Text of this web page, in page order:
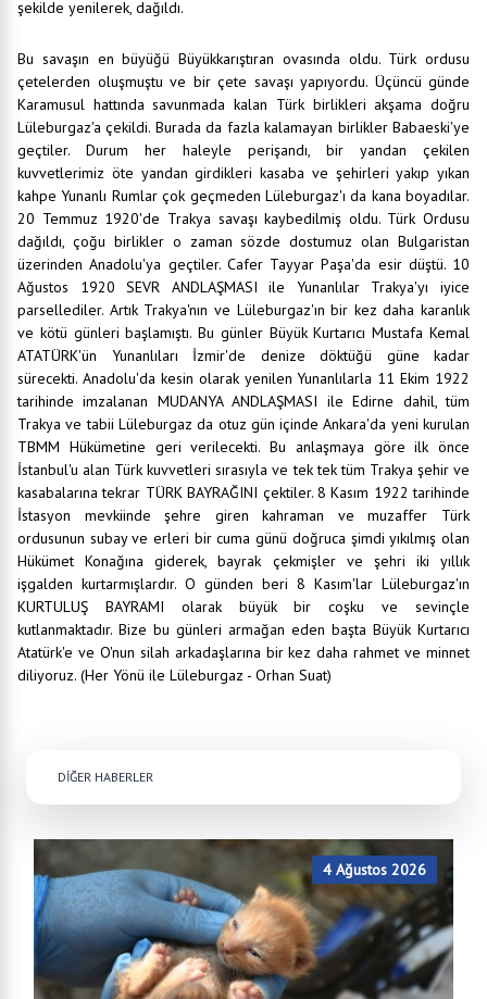
şekilde yenilerek, dağıldı.
Bu savaşın en büyüğü Büyükkarıştıran ovasında oldu. Türk ordusu
çetelerden oluşmuştu ve bir çete savaşı yapıyordu. Üçüncü günde
Karamusul hattında savunmada kalan Türk birlikleri akşama doğru
Lüleburgaz'a çekildi. Burada da fazla kalamayan birlikler Babaeski'ye
geçtiler. Durum her haleyle perişandı, bir yandan çekilen
kuvvetlerimiz öte yandan girdikleri kasaba ve şehirleri yakıp yıkan
kahpe Yunanlı Rumlar çok geçmeden Lüleburgaz'ı da kana boyadılar.
20 Temmuz 1920'de Trakya savaşı kaybedilmiş oldu. Türk Ordusu
dağıldı, çoğu birlikler o zaman sözde dostumuz olan Bulgaristan
üzerinden Anadolu'ya geçtiler. Cafer Tayyar Paşa'da esir düştü. 10
Ağustos 1920 SEVR ANDLAŞMASI ile Yunanlılar Trakya'yı iyice
parsellediler. Artık Trakya'nın ve Lüleburgaz'ın bir kez daha karanlık
ve kötü günleri başlamıştı. Bu günler Büyük Kurtarıcı Mustafa Kemal
ATATÜRK'ün Yunanlıları İzmir'de denize döktüğü güne kadar
sürecekti. Anadolu'da kesin olarak yenilen Yunanlılarla 11 Ekim 1922
tarihinde imzalanan MUDANYA ANDLAŞMASI ile Edirne dahil, tüm
Trakya ve tabii Lüleburgaz da otuz gün içinde Ankara'da yeni kurulan
TBMM Hükümetine geri verilecekti. Bu anlaşmaya göre ilk önce
İstanbul'u alan Türk kuvvetleri sırasıyla ve tek tek tüm Trakya şehir ve
kasabalarına tekrar TÜRK BAYRAĞINI çektiler. 8 Kasım 1922 tarihinde
İstasyon mevkiinde şehre giren kahraman ve muzaffer Türk
ordusunun subay ve erleri bir cuma günü doğruca şimdi yıkılmış olan
Hükümet Konağına giderek, bayrak çekmişler ve şehri iki yıllık
işgalden kurtarmışlardır. O günden beri 8 Kasım'lar Lüleburgaz'ın
KURTULUŞ BAYRAMI olarak büyük bir coşku ve sevinçle
kutlanmaktadır. Bize bu günleri armağan eden başta Büyük Kurtarıcı
Atatürk'e ve O'nun silah arkadaşlarına bir kez daha rahmet ve minnet
diliyoruz. (Her Yönü ile Lüleburgaz - Orhan Suat)
DİĞER HABERLER
4 Ağustos 2026